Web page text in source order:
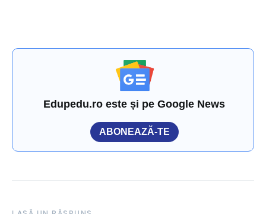
Edupedu.ro este și pe Google News
ABONEAZĂ-TE